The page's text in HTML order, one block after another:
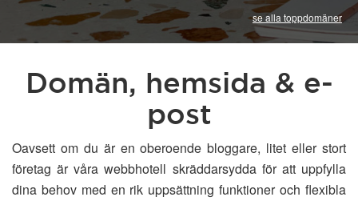
se alla toppdomäner
Domän, hemsida & e-
post
Oavsett om du är en oberoende bloggare, litet eller stort
företag är våra webbhotell skräddarsydda för att uppfylla
dina behov med en rik uppsättning funktioner och flexibla